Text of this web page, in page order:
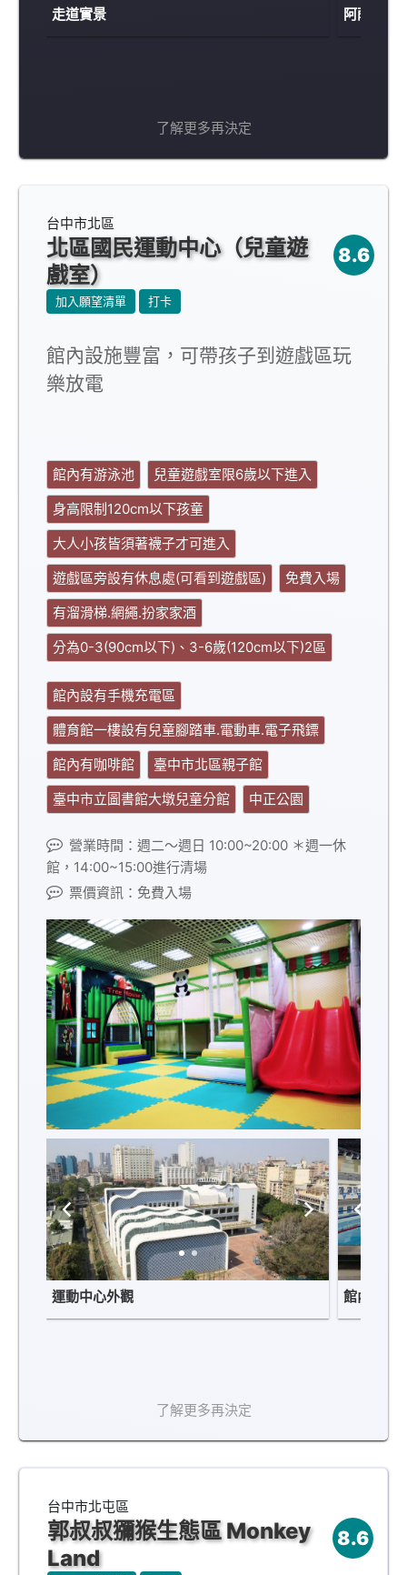
走道實景 阿薩斯雕
了解更多再決定
台中市北區
北區國民運動中心（兒童遊
戲室）
8.6
加入願望清單 打卡
館內設施豐富，可帶孩子到遊戲區玩
樂放電
館內有游泳池
兒童遊戲室限6歲以下進入
身高限制120cm以下孩童
大人小孩皆須著襪子才可進入
遊戲區旁設有休息處(可看到遊戲區)
免費入場
有溜滑梯.網繩.扮家家酒
分為0-3(90cm以下)、3-6歲(120cm以下)2區
館內設有手機充電區
體育館一樓設有兒童腳踏車.電動車.電子飛鏢
館內有咖啡館
臺中市北區親子館
臺中市立圖書館大墩兒童分館
中正公園
營業時間：週二～週日 10:00~20:00 ＊週一休
館，14:00~15:00進行清場
票價資訊：免費入場
運動中心外觀 館內泳池
了解更多再決定
台中市北屯區
郭叔叔獼猴生態區 Monkey
Land
8.6